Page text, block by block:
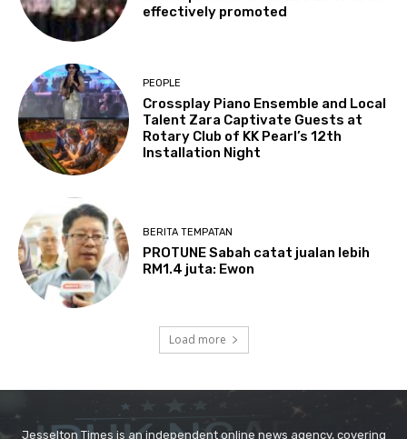
Jesselton Times is an independent online news agency, covering